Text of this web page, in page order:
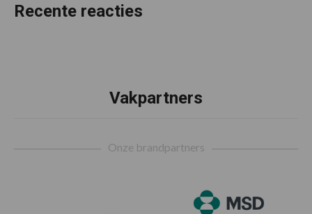
Recente reacties
Vakpartners
Onze brandpartners